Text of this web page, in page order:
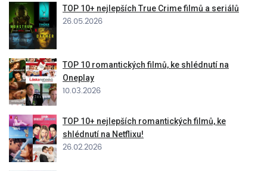
TOP 10+ nejlepších True Crime filmů a seriálů
26.05.2026
TOP 10 romantických filmů, ke shlédnutí na
Oneplay
10.03.2026
TOP 10+ nejlepších romantických filmů, ke
shlédnutí na Netflixu!
26.02.2026